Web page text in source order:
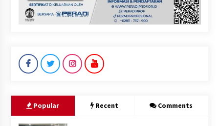
Popular Recent Comments